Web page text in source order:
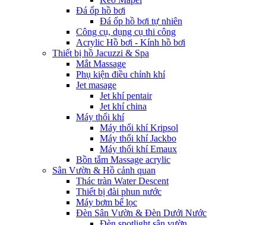
Đá ốp hồ bơi
Đá ốp hồ bơi tự nhiên
Công cụ, dụng cụ thi công
Acrylic Hồ bơi - Kính hồ bơi
Thiết bị hồ Jacuzzi & Spa
Mắt Massage
Phụ kiện điều chỉnh khí
Jet masage
Jet khí pentair
Jet khí china
Máy thổi khí
Máy thổi khí Kripsol
Máy thổi khí Jackbo
Máy thổi khí Emaux
Bồn tắm Massage acrylic
Sân Vườn & Hồ cảnh quan
Thác tràn Water Descent
Thiết bị đài phun nước
Máy bơm bể lọc
Đèn Sân Vườn & Đèn Dưới Nước